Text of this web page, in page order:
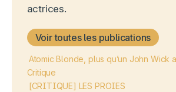
actrices.
Voir toutes les publications
Atomic Blonde, plus qu’un John Wick
Critique
[CRITIQUE] LES PROIES